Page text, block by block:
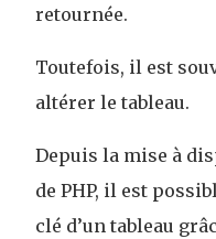
retournée.
Toutefois, il est
altérer le tableau.
Depuis la mise à
de PHP, il est
clé d’un tableau